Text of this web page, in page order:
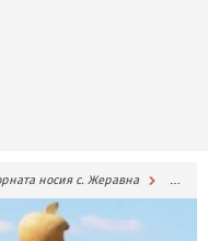
носия с. Жеравна